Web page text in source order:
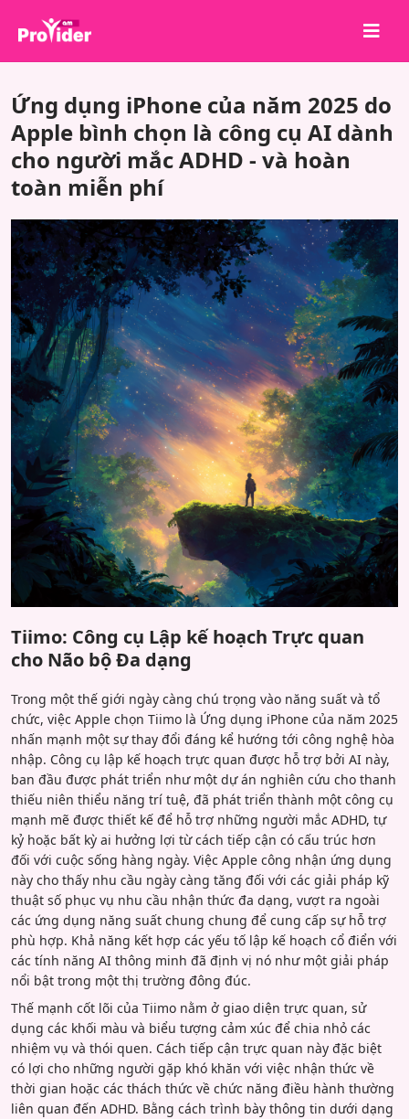
Chia sẻ để chiến thắng!
Về chúng tôi
Đăng nhập
Đăng ký
Dịch vụ
API
Điều khoản
Blog
Ứng dụng iPhone của năm 2025 do
Apple bình chọn là công cụ AI dành
cho người mắc ADHD - và hoàn
toàn miễn phí
Tiimo: Công cụ Lập kế hoạch Trực quan
cho Não bộ Đa dạng
Trong một thế giới ngày càng chú trọng vào năng suất và tổ
chức, việc Apple chọn Tiimo là Ứng dụng iPhone của năm 2025
nhấn mạnh một sự thay đổi đáng kể hướng tới công nghệ hòa
nhập. Công cụ lập kế hoạch trực quan được hỗ trợ bởi AI này,
ban đầu được phát triển như một dự án nghiên cứu cho thanh
thiếu niên thiểu năng trí tuệ, đã phát triển thành một công cụ
mạnh mẽ được thiết kế để hỗ trợ những người mắc ADHD, tự
kỷ hoặc bất kỳ ai hưởng lợi từ cách tiếp cận có cấu trúc hơn
đối với cuộc sống hàng ngày. Việc Apple công nhận ứng dụng
này cho thấy nhu cầu ngày càng tăng đối với các giải pháp kỹ
thuật số phục vụ nhu cầu nhận thức đa dạng, vượt ra ngoài
các ứng dụng năng suất chung chung để cung cấp sự hỗ trợ
phù hợp. Khả năng kết hợp các yếu tố lập kế hoạch cổ điển với
các tính năng AI thông minh đã định vị nó như một giải pháp
nổi bật trong một thị trường đông đúc.
Thế mạnh cốt lõi của Tiimo nằm ở giao diện trực quan, sử
dụng các khối màu và biểu tượng cảm xúc để chia nhỏ các
nhiệm vụ và thói quen. Cách tiếp cận trực quan này đặc biệt
có lợi cho những người gặp khó khăn với việc nhận thức về
thời gian hoặc các thách thức về chức năng điều hành thường
liên quan đến ADHD. Bằng cách trình bày thông tin dưới dạng